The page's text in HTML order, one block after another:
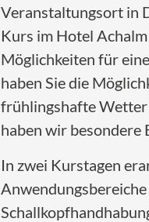
Veranstaltungsort in
Kurs im Hotel
Möglichkeiten für
haben Sie die
frühlingshafte Wetter
haben wir
In zwei Kurstagen